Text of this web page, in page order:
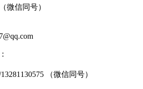
微信同号）
（微信同号）